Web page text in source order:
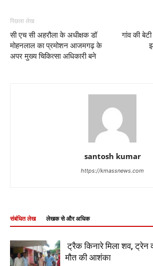
पिछला लेख
सी एच सी अहरौला के अधीक्षक डॉ
मोहनलाल का प्रमोशन आजमगढ़ के
अपर मुख्य चिकित्सा अधिकारी बने
गांव की
santosh kumar
https://kmassnews.com
संबंधित लेख लेखक से और अधिक
ट्रैक किनारे मिला शव,
मौत की आशंका